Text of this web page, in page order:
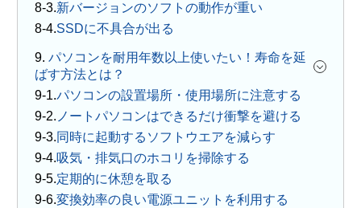
新バージョンのソフトの動作が重い
SSDに不具合が出る
9. パソコンを耐用年数以上使いたい！寿命を延
ばす方法とは？
パソコンの設置場所・使用場所に注意する
ノートパソコンはできるだけ衝撃を避ける
同時に起動するソフトウエアを減らす
吸気・排気口のホコリを掃除する
定期的に休憩を取る
変換効率の良い電源ユニットを利用する